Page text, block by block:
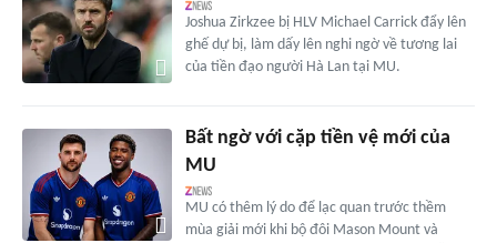
Joshua Zirkzee bị HLV Michael Carrick đẩy lên
ghế dự bị, làm dấy lên nghi ngờ về tương lai
của tiền đạo người Hà Lan tại MU.
Bất ngờ với cặp tiền vệ mới của
MU
MU có thêm lý do để lạc quan trước thềm
mùa giải mới khi bộ đôi Mason Mount và